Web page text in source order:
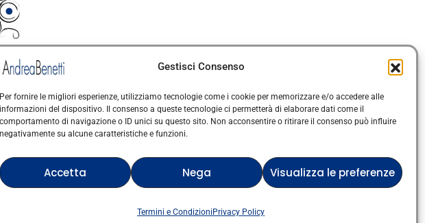
Gestisci Consenso
Per fornire le migliori esperienze, utilizziamo tecnologie come i cookie per memorizzare e/o accedere alle
informazioni del dispositivo. Il consenso a queste tecnologie ci permetterà di elaborare dati come il
comportamento di navigazione o ID unici su questo sito. Non acconsentire o ritirare il consenso può influire
negativamente su alcune caratteristiche e funzioni.
Accetta Nega Visualizza le preferenze
Termini e Condizioni Privacy Policy
Italiana·Cookie Policy
Policy e i Termini di servizio di Google
artist on Kerluxy Gallery Verified artist on Wojod